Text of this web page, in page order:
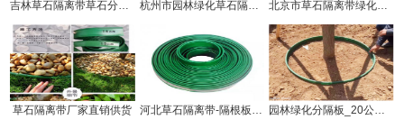
杭州市园林绿化草石隔离带价钱!
草石隔离带厂家直销供货